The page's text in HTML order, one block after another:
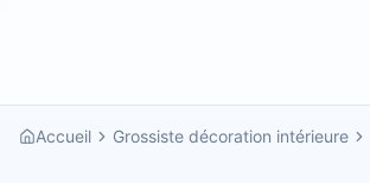
Accueil Grossiste décoration intérieure